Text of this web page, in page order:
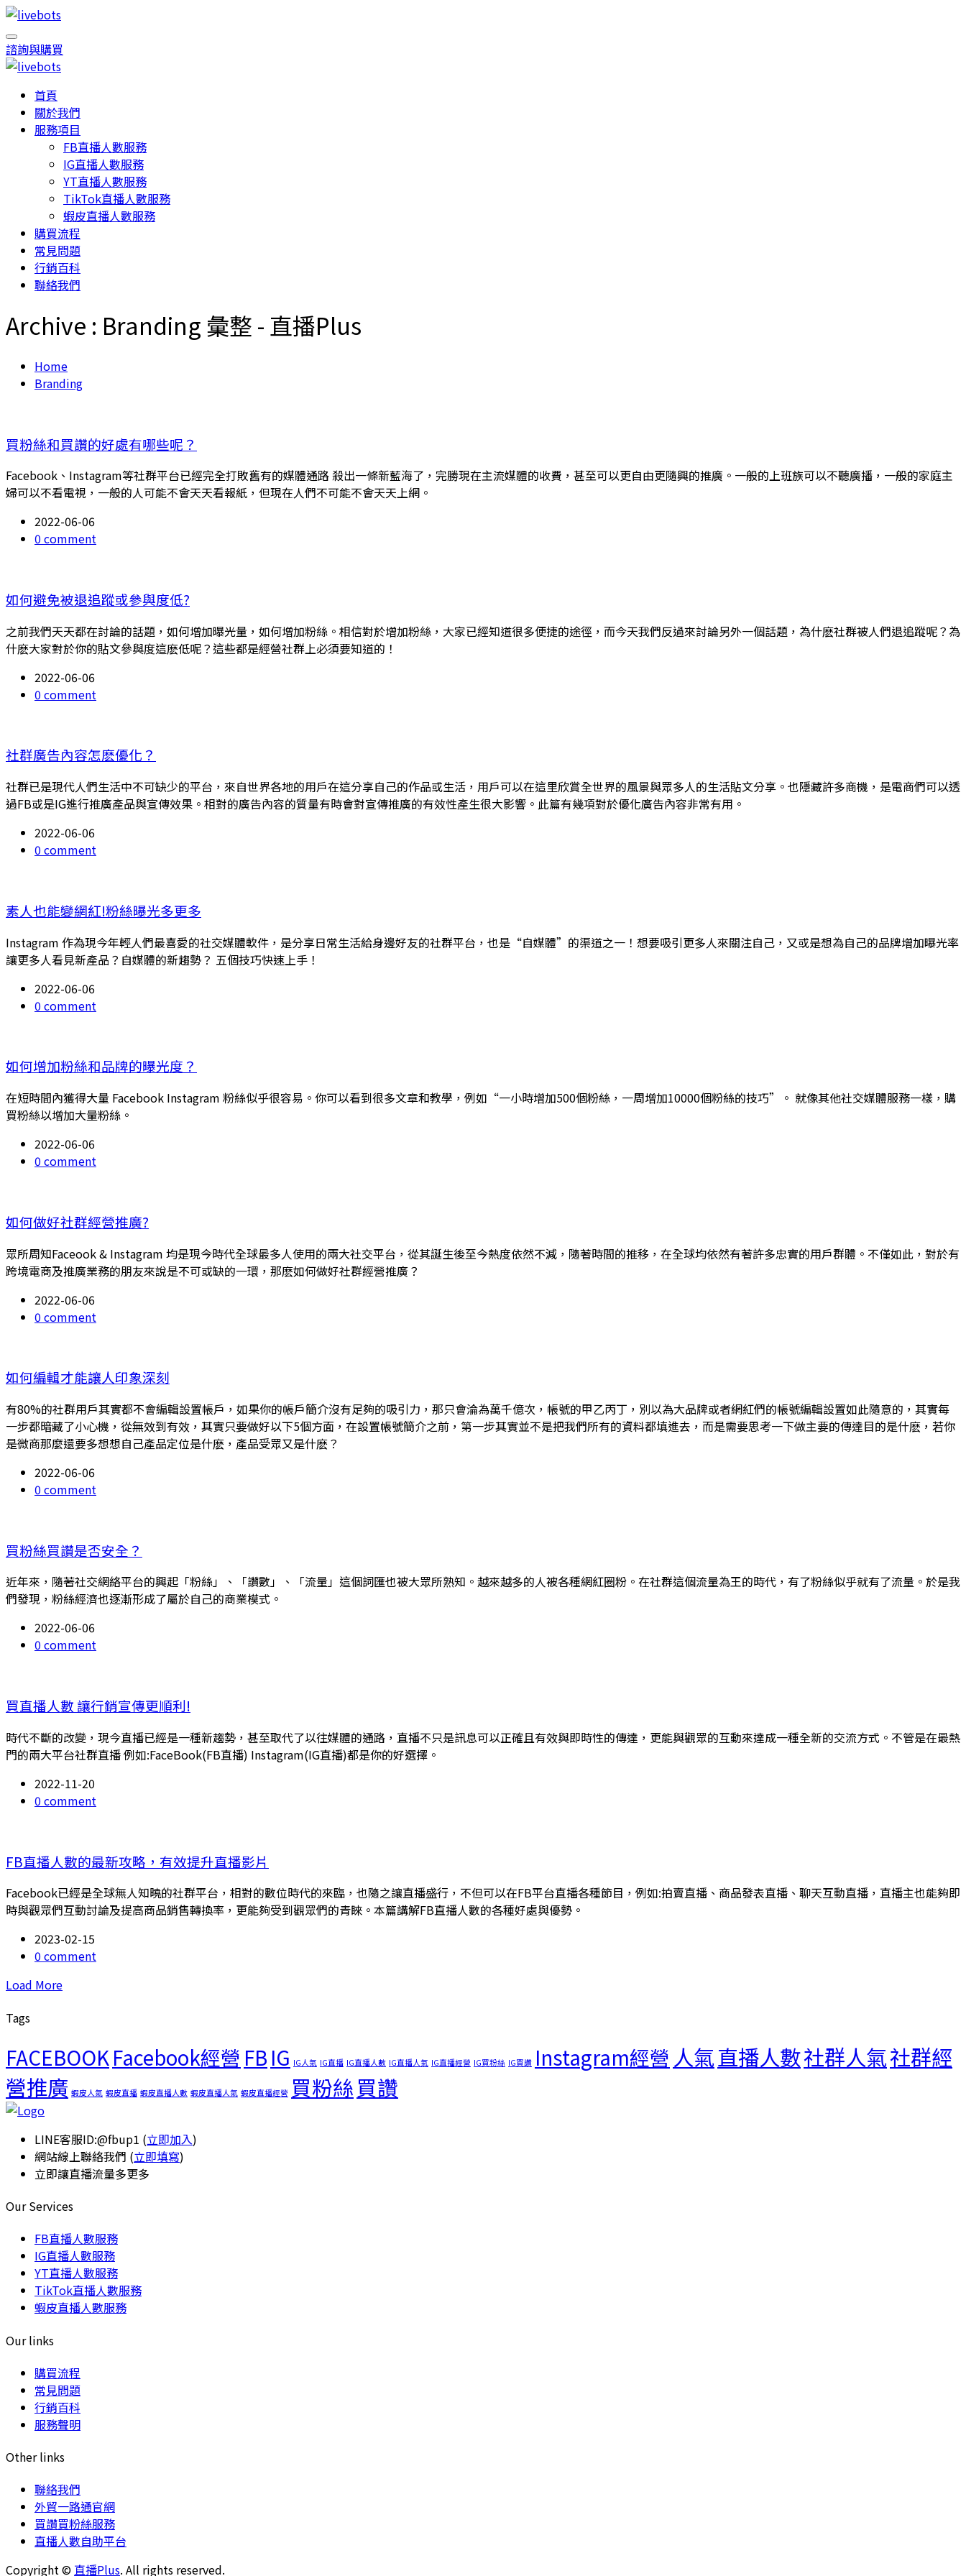
諮詢與購買
首頁
關於我們
服務項目
FB直播人數服務
IG直播人數服務
YT直播人數服務
TikTok直播人數服務
蝦皮直播人數服務
購買流程
常見問題
行銷百科
聯絡我們
Archive : Branding 彙整 - 直播Plus
Home
Branding
買粉絲和買讚的好處有哪些呢？
Facebook、Instagram等社群平台已經完全打敗舊有的媒體通路 殺出一條新藍海了，完勝現在主流媒體的收費，甚至可以更自由更隨興的推廣。一般的上班族可以不聽廣播，一般的家庭主
婦可以不看電視，一般的人可能不會天天看報紙，但現在人們不可能不會天天上網。
2022-06-06
0 comment
如何避免被退追蹤或參與度低?
之前我們天天都在討論的話題，如何增加曝光量，如何增加粉絲。相信對於增加粉絲，大家已經知道很多便捷的途徑，而今天我們反過來討論另外一個話題，為什麽社群被人們退追蹤呢？為
什麽大家對於你的貼文參與度這麽低呢？這些都是經營社群上必須要知道的！
2022-06-06
0 comment
社群廣告內容怎麽優化？
社群已是現代人們生活中不可缺少的平台，來自世界各地的用戶在這分享自己的作品或生活，用戶可以在這里欣賞全世界的風景與眾多人的生活貼文分享。也隱藏許多商機，是電商們可以透
過FB或是IG進行推廣產品與宣傳效果。相對的廣告內容的質量有時會對宣傳推廣的有效性產生很大影響。此篇有幾項對於優化廣告內容非常有用。
2022-06-06
0 comment
素人也能變網紅!粉絲曝光多更多
Instagram 作為現今年輕人們最喜愛的社交媒體軟件，是分享日常生活給身邊好友的社群平台，也是“自媒體”的渠道之一！想要吸引更多人來關注自己，又或是想為自己的品牌增加曝光率
讓更多人看見新產品？自媒體的新趨勢？ 五個技巧快速上手！
2022-06-06
0 comment
如何增加粉絲和品牌的曝光度？
在短時間內獲得大量 Facebook Instagram 粉絲似乎很容易。你可以看到很多文章和教學，例如“一小時增加500個粉絲，一周增加10000個粉絲的技巧”。 就像其他社交媒體服務一樣，購
買粉絲以增加大量粉絲。
2022-06-06
0 comment
如何做好社群經營推廣?
眾所周知Faceook & Instagram 均是現今時代全球最多人使用的兩大社交平台，從其誕生後至今熱度依然不減，隨著時間的推移，在全球均依然有著許多忠實的用戶群體。不僅如此，對於有
跨境電商及推廣業務的朋友來說是不可或缺的一環，那麽如何做好社群經營推廣？
2022-06-06
0 comment
如何編輯才能讓人印象深刻
有80%的社群用戶其實都不會編輯設置帳戶，如果你的帳戶簡介沒有足夠的吸引力，那只會淪為萬千億次，帳號的甲乙丙丁，別以為大品牌或者網紅們的帳號編輯設置如此隨意的，其實每
一步都暗藏了小心機，從無效到有效，其實只要做好以下5個方面，在設置帳號簡介之前，第一步其實並不是把我們所有的資料都填進去，而是需要思考一下做主要的傳達目的是什麽，若你
是微商那麼還要多想想自己產品定位是什麽，產品受眾又是什麽？
2022-06-06
0 comment
買粉絲買讚是否安全？
近年來，隨著社交網絡平台的興起「粉絲」、「讚數」、「流量」這個詞匯也被大眾所熟知。越來越多的人被各種網紅圈粉。在社群這個流量為王的時代，有了粉絲似乎就有了流量。於是我
們發現，粉絲經濟也逐漸形成了屬於自己的商業模式。
2022-06-06
0 comment
買直播人數 讓行銷宣傳更順利!
時代不斷的改變，現今直播已經是一種新趨勢，甚至取代了以往媒體的通路，直播不只是訊息可以正確且有效與即時性的傳達，更能與觀眾的互動來達成一種全新的交流方式。不管是在最熱
門的兩大平台社群直播 例如:FaceBook(FB直播) Instagram(IG直播)都是你的好選擇。
2022-11-20
0 comment
FB直播人數的最新攻略，有效提升直播影片
Facebook已經是全球無人知曉的社群平台，相對的數位時代的來臨，也隨之讓直播盛行，不但可以在FB平台直播各種節目，例如:拍賣直播、商品發表直播、聊天互動直播，直播主也能夠即
時與觀眾們互動討論及提高商品銷售轉換率，更能夠受到觀眾們的青睞。本篇講解FB直播人數的各種好處與優勢。
2023-02-15
0 comment
Load More
Tags
FACEBOOKFacebook經營 FB IG IG人氣 IG直播 IG直播人數 IG直播人氣 IG直播經營 IG買粉絲 IG買讚 Instagram經營 人氣直播人數社群人氣社群經
營推廣 蝦皮人氣 蝦皮直播 蝦皮直播人數 蝦皮直播人氣 蝦皮直播經營 買粉絲買讚
LINE客服ID:@fbup1 (立即加入)
網站線上聯絡我們 (立即填寫)
立即讓直播流量多更多
Our Services
FB直播人數服務
IG直播人數服務
YT直播人數服務
TikTok直播人數服務
蝦皮直播人數服務
Our links
購買流程
常見問題
行銷百科
服務聲明
Other links
聯絡我們
外貿一路通官網
買讚買粉絲服務
直播人數自助平台
Copyright ©直播Plus. All rights reserved.